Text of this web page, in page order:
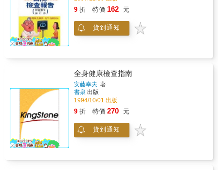
訊，包括健檢機構的逐一介紹和比較，讓讀者
對各種健檢機構的特點和優缺一清二楚。此
外，本書以深入淺出的筆調，引領讀者正確解
讀健檢結果，幫助個人掌握健康狀況。更重要
者簡介 張 王黎 文 民國五十八年
業。現任《中國時報》記者，主跑醫藥新聞，
曾任醫藥記者聯誼會會長。 著作／健康檢查
的第１本書
9 折 特價 162 元
貨到通知
全身健康檢查指南
安藤幸夫 著
書泉 出版
1994/10/01 出版
9 折 特價 270 元
貨到通知